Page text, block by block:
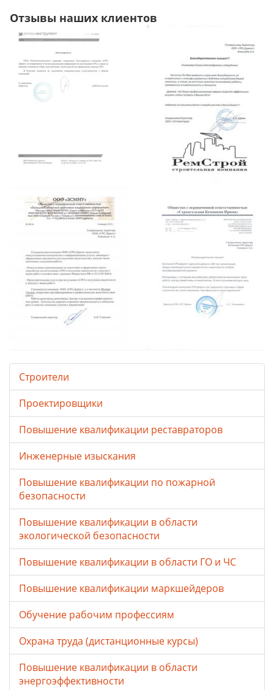
Отзывы наших клиентов
Строители
Проектировщики
Повышение квалификации реставраторов
Инженерные изыскания
Повышение квалификации по пожарной
безопасности
Повышение квалификации в области
экологической безопасности
Повышение квалификации в области ГО и ЧС
Повышение квалификации маркшейдеров
Обучение рабочим профессиям
Охрана труда (дистанционные курсы)
Повышение квалификации в области
энергоэффективности